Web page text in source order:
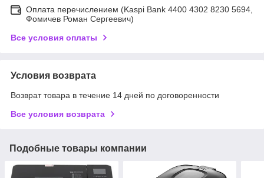
Оплата перечислением (Kaspi Bank 4400 4302 8230 5694,
Фомичев Роман Сергеевич)
Все условия оплаты
Условия возврата
Возврат товара в течение 14 дней по договоренности
Все условия возврата
Подобные товары компании